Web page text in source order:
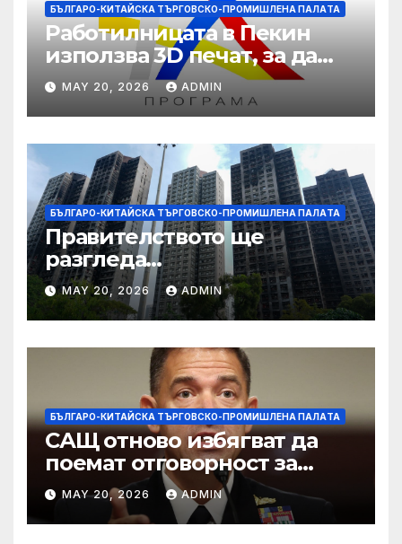
БЪЛГАРО-КИТАЙСКА ТЪРГОВСКО-ПРОМИШЛЕНА ПАЛAТА
Работилницата в Пекин
използва 3D печат, за да
даде възможност на
работниците с увреждания
MAY 20, 2026 ADMIN
БЪЛГАРО-КИТАЙСКА ТЪРГОВСКО-ПРОМИШЛЕНА ПАЛAТА
Правителството ще
разгледа
застрахователните
претенции на Wang Fuk
Court по план за обратно
изкупуване: Хоп
MAY 20, 2026 ADMIN
БЪЛГАРО-КИТАЙСКА ТЪРГОВСКО-ПРОМИШЛЕНА ПАЛAТА
САЩ отново избягват да
поемат отговорност за
нападението в училище в
Иран, при което загинаха
155 души
MAY 20, 2026 ADMIN